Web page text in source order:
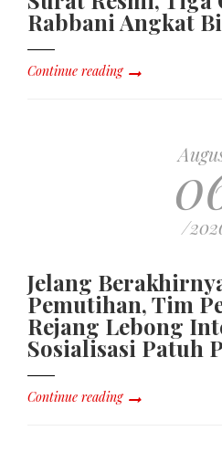
Rabbani Angkat
Continue reading
/
Jelang
Pemutihan, Tim
Rejang Lebong
Sosialisasi Patuh
Continue reading